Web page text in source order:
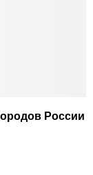
России